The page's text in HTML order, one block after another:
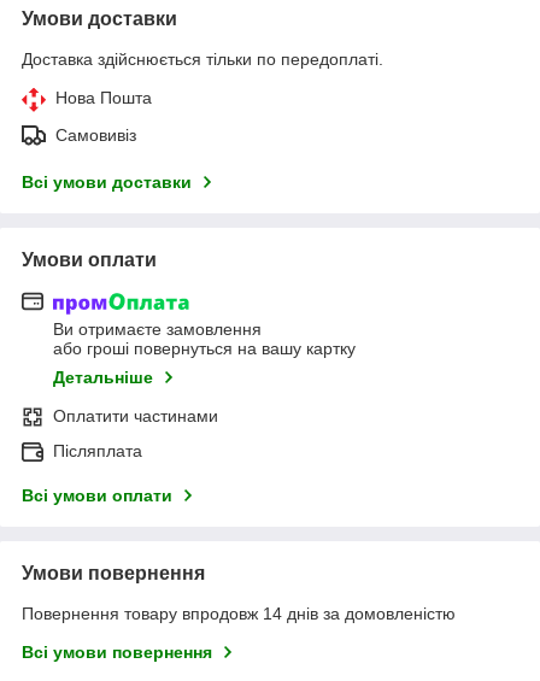
Умови доставки
Доставка здійснюється тільки по передоплаті.
Нова Пошта
Самовивіз
Всі умови доставки
Умови оплати
Ви отримаєте замовлення
або гроші повернуться на вашу картку
Детальніше
Оплатити частинами
Післяплата
Всі умови оплати
Умови повернення
Повернення товару впродовж 14 днів за домовленістю
Всі умови повернення